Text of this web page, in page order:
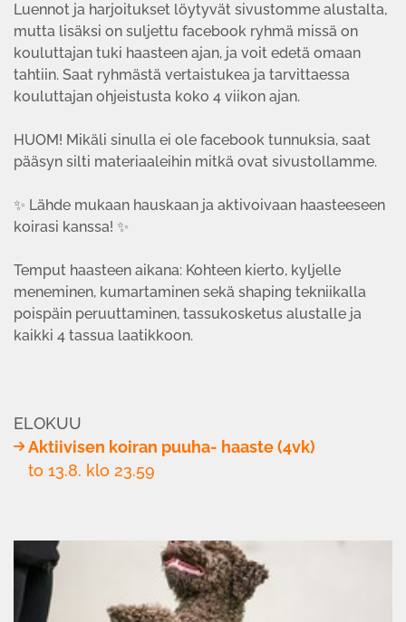
Luennot ja harjoitukset löytyvät sivustomme alustalta,
mutta lisäksi on suljettu facebook ryhmä missä on
kouluttajan tuki haasteen ajan, ja voit edetä omaan
tahtiin. Saat ryhmästä vertaistukea ja tarvittaessa
kouluttajan ohjeistusta koko 4 viikon ajan.
HUOM! Mikäli sinulla ei ole facebook tunnuksia, saat
pääsyn silti materiaaleihin mitkä ovat sivustollamme.
✨ Lähde mukaan hauskaan ja aktivoivaan haasteeseen
koirasi kanssa! ✨
Temput haasteen aikana: Kohteen kierto, kyljelle
meneminen, kumartaminen sekä shaping tekniikalla
poispäin peruuttaminen, tassukosketus alustalle ja
kaikki 4 tassua laatikkoon.
ELOKUU
Aktiivisen koiran puuha- haaste (4vk)
to 13.8. klo 23.59